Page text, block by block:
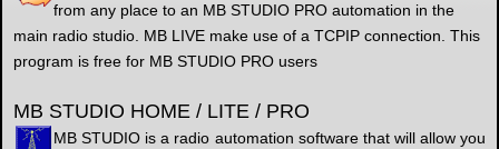
from any place to an MB STUDIO PRO automation in the
main radio studio. MB LIVE make use of a TCPIP connection. This
program is free for MB STUDIO PRO users
MB STUDIO HOME / LITE / PRO
MB STUDIO is a radio automation software that will allow you